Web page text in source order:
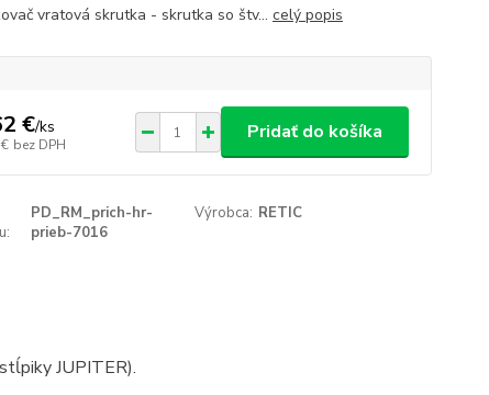
vratová skrutka - skrutka so štv... celý popis
€/ks
bez DPH
Pridať do košíka
PD_RM_prich-hr-
prieb-7016
Výrobca: RETIC
JUPITER).